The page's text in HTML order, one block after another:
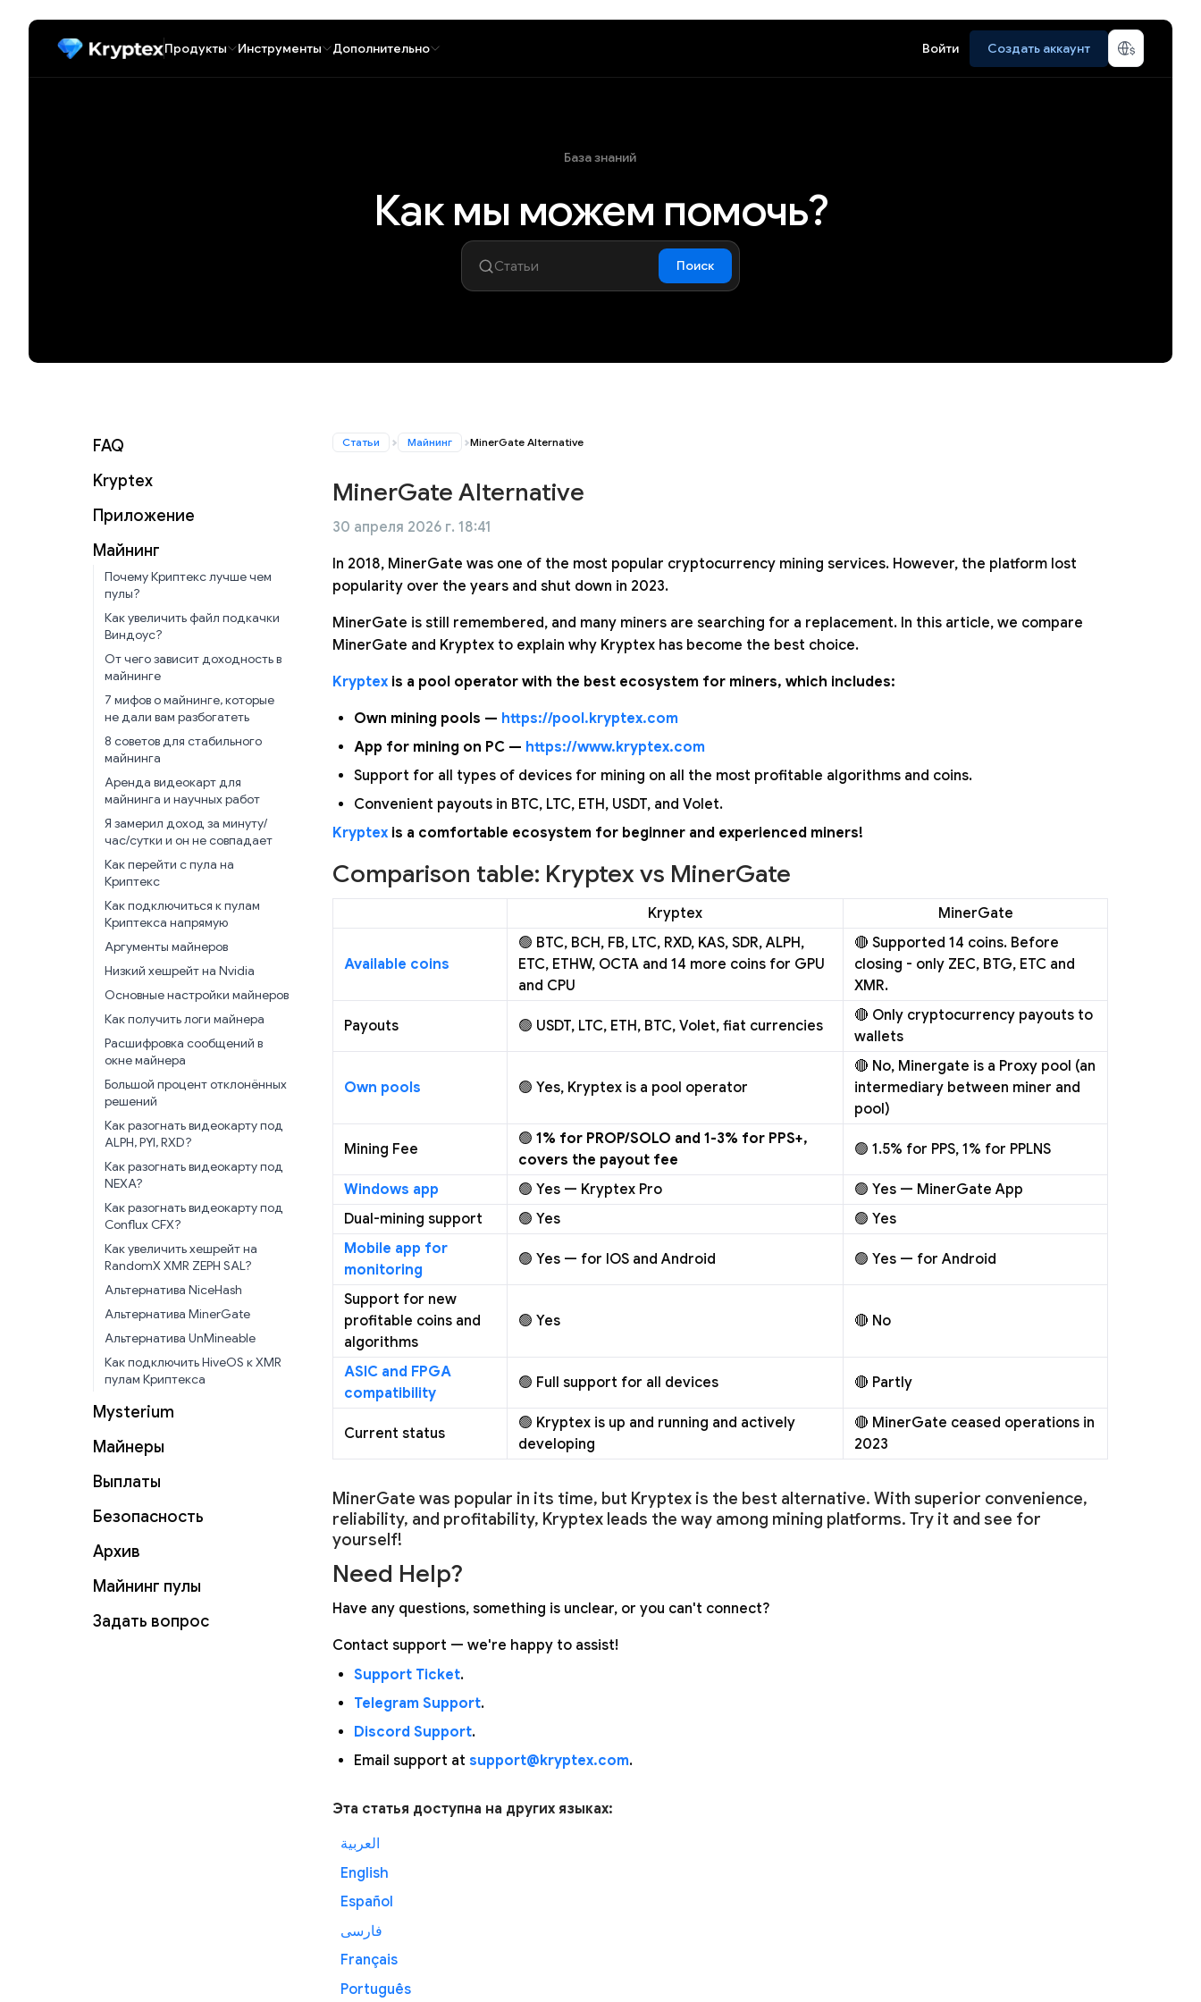
Продукты Инструменты Дополнительно Войти Создать аккаунт
База знаний
Как мы можем помочь?
Поиск
FAQ
Kryptex
Приложение
Майнинг
Почему Криптекс лучше чем
пулы?
Как увеличить файл подкачки
Виндоус?
От чего зависит доходность в
майнинге
7 мифов о майнинге, которые
не дали вам разбогатеть
8 советов для стабильного
майнинга
Аренда видеокарт для
майнинга и научных работ
Я замерил доход за минуту/
час/сутки и он не совпадает
Как перейти с пула на
Криптекс
Как подключиться к пулам
Криптекса напрямую
Аргументы майнеров
Низкий хешрейт на Nvidia
Основные настройки майнеров
Как получить логи майнера
Расшифровка сообщений в
окне майнера
Большой процент отклонённых
решений
Как разогнать видеокарту под
ALPH, PYI, RXD?
Как разогнать видеокарту под
NEXA?
Как разогнать видеокарту под
Conflux CFX?
Как увеличить хешрейт на
RandomX XMR ZEPH SAL?
Альтернатива NiceHash
Альтернатива MinerGate
Альтернатива UnMineable
Как подключить HiveOS к XMR
пулам Криптекса
Mysterium
Майнеры
Выплаты
Безопасность
Архив
Майнинг пулы
Задать вопрос
Статьи Майнинг MinerGate Alternative
MinerGate Alternative
30 апреля 2026 г. 18:41
In 2018, MinerGate was one of the most popular cryptocurrency mining services. However, the platform lost
popularity over the years and shut down in 2023.
MinerGate is still remembered, and many miners are searching for a replacement. In this article, we compare
MinerGate and Kryptex to explain why Kryptex has become the best choice.
Kryptex is a pool operator with the best ecosystem for miners, which includes:
Own mining pools — https://pool.kryptex.com
App for mining on PC — https://www.kryptex.com
Support for all types of devices for mining on all the most profitable algorithms and coins.
Convenient payouts in BTC, LTC, ETH, USDT, and Volet.
Kryptex is a comfortable ecosystem for beginner and experienced miners!
Comparison table: Kryptex vs MinerGate
Kryptex MinerGate
Available coins
🟢 BTC, BCH, FB, LTC, RXD, KAS, SDR, ALPH,
ETC, ETHW, OCTA and 14 more coins for GPU
and CPU
🔴 Supported 14 coins. Before
closing - only ZEC, BTG, ETC and
XMR.
Payouts 🟢 USDT, LTC, ETH, BTC, Volet, fiat currencies
🔴 Only cryptocurrency payouts to
wallets
Own pools 🟢 Yes, Kryptex is a pool operator
🔴 No, Minergate is a Proxy pool (an
intermediary between miner and
pool)
Mining Fee
🟢 1% for PROP/SOLO and 1-3% for PPS+,
covers the payout fee
🟢 1.5% for PPS, 1% for PPLNS
Windows app 🟢 Yes — Kryptex Pro
🟢 Yes — MinerGate App
Dual-mining support
🟢 Yes
🟢 Yes
Mobile app for
monitoring
🟢 Yes — for IOS and Android 🟢 Yes — for Android
Support for new
profitable coins and
algorithms
🟢 Yes 🔴 No
ASIC and FPGA
compatibility
🟢 Full support for all devices 🔴 Partly
Current status
🟢 Kryptex is up and running and actively
developing
🔴 MinerGate ceased operations in
2023
MinerGate was popular in its time, but Kryptex is the best alternative. With superior convenience,
reliability, and profitability, Kryptex leads the way among mining platforms. Try it and see for
yourself!
Need Help?
Have any questions, something is unclear, or you can't connect?
Contact support — we're happy to assist!
Support Ticket.
Telegram Support.
Discord Support.
Email support at support@kryptex.com.
Эта статья доступна на других языках:
العربية
English
Español
فارسی
Français
Português